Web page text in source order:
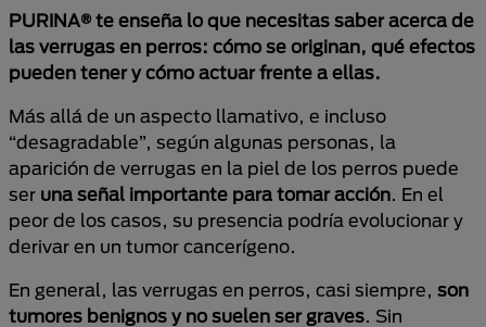
PURINA® te enseña lo que necesitas saber acerca de
las verrugas en perros: cómo se originan, qué efectos
pueden tener y cómo actuar frente a ellas.
Más allá de un aspecto llamativo, e incluso
“desagradable”, según algunas personas, la
aparición de verrugas en la piel de los perros puede
ser una señal importante para tomar acción. En el
peor de los casos, su presencia podría evolucionar y
derivar en un tumor cancerígeno.
En general, las verrugas en perros, casi siempre, son
tumores benignos y no suelen ser graves. Sin